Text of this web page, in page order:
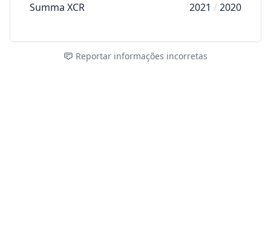
Summa XCR 2021 /2020
Reportar informações incorretas